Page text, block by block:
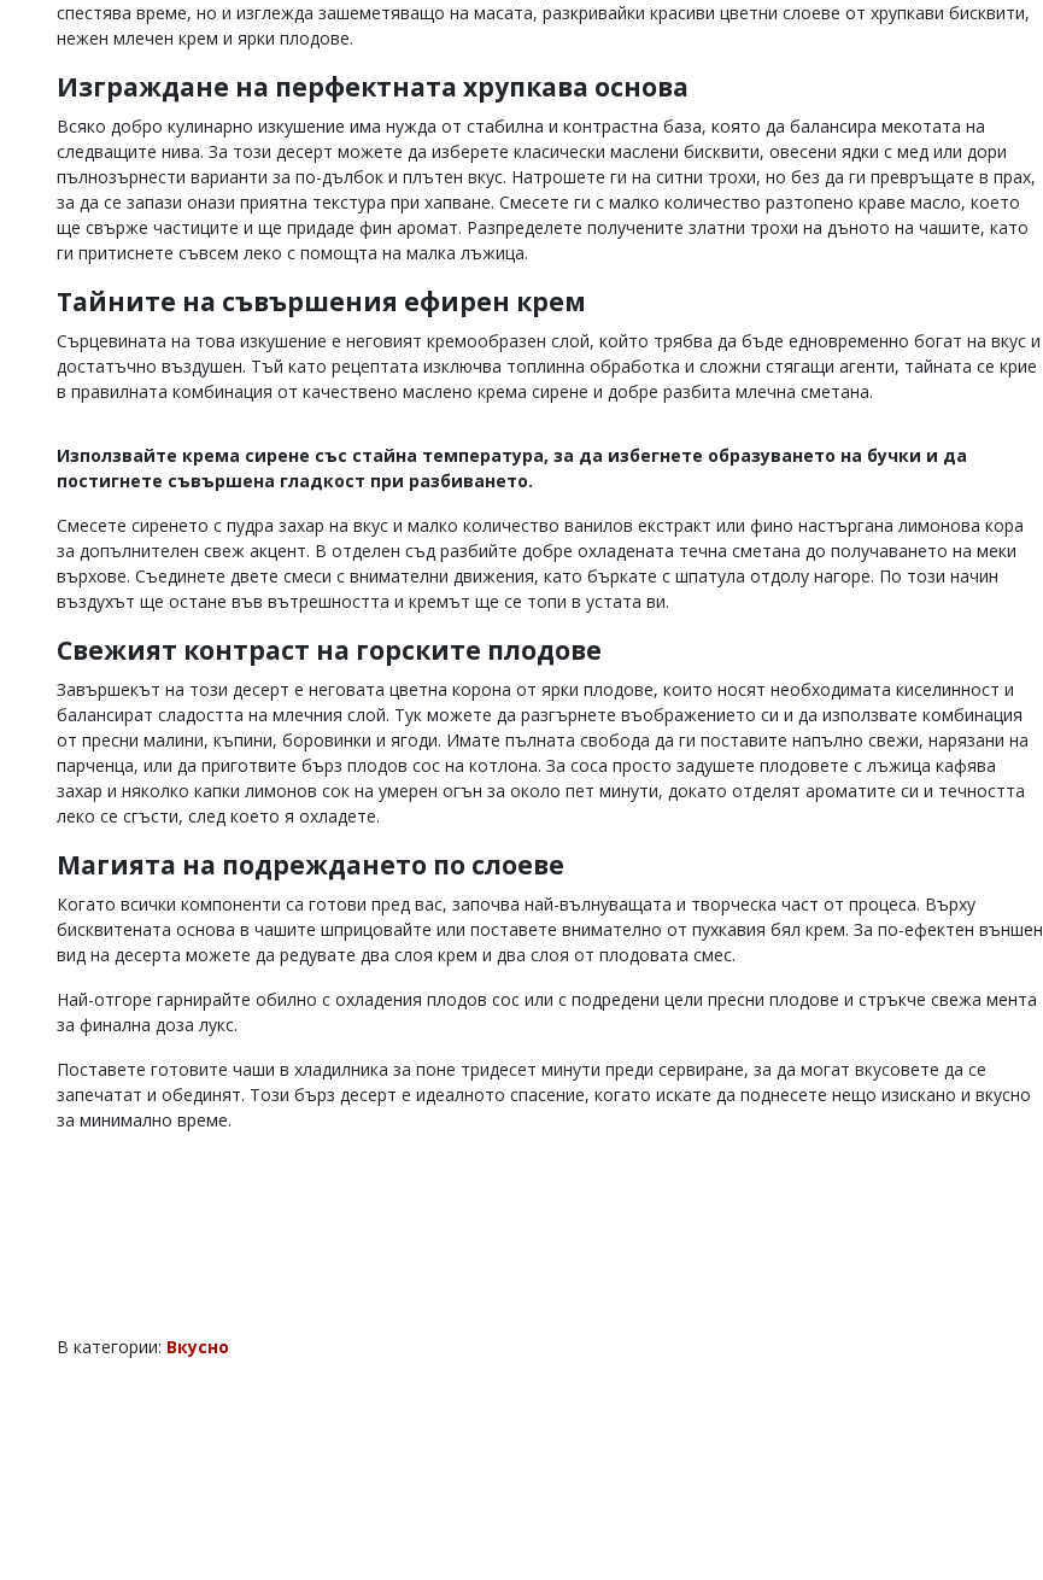
Главен
office@flagman.bg
Коментарите
статиите
читателите
редакцията
обиден
коментар,
сигнализирайте
спестява време, но и изглежда зашеметяващо на масата, разкривайки красиви цветни слоеве от хрупкави бисквити,
нежен млечен крем и ярки плодове.
Изграждане на перфектната хрупкава основа
Всяко добро кулинарно изкушение има нужда от стабилна и контрастна база, която да балансира мекотата на
следващите нива. За този десерт можете да изберете класически маслени бисквити, овесени ядки с мед или дори
пълнозърнести варианти за по-дълбок и плътен вкус. Натрошете ги на ситни трохи, но без да ги превръщате в прах,
за да се запази онази приятна текстура при хапване. Смесете ги с малко количество разтопено краве масло, което
ще свърже частиците и ще придаде фин аромат. Разпределете получените златни трохи на дъното на чашите, като
ги притиснете съвсем леко с помощта на малка лъжица.
Тайните на съвършения ефирен крем
Сърцевината на това изкушение е неговият кремообразен слой, който трябва да бъде едновременно богат на вкус и
достатъчно въздушен. Тъй като рецептата изключва топлинна обработка и сложни стягащи агенти, тайната се крие
в правилната комбинация от качествено маслено крема сирене и добре разбита млечна сметана.
Използвайте крема сирене със стайна температура, за да избегнете образуването на бучки и да
постигнете съвършена гладкост при разбиването.
Смесете сиренето с пудра захар на вкус и малко количество ванилов екстракт или фино настъргана лимонова кора
за допълнителен свеж акцент. В отделен съд разбийте добре охладената течна сметана до получаването на меки
върхове. Съединете двете смеси с внимателни движения, като бъркате с шпатула отдолу нагоре. По този начин
въздухът ще остане във вътрешността и кремът ще се топи в устата ви.
Свежият контраст на горските плодове
Завършекът на този десерт е неговата цветна корона от ярки плодове, които носят необходимата киселинност и
балансират сладостта на млечния слой. Тук можете да разгърнете въображението си и да използвате комбинация
от пресни малини, къпини, боровинки и ягоди. Имате пълната свобода да ги поставите напълно свежи, нарязани на
парченца, или да приготвите бърз плодов сос на котлона. За соса просто задушете плодовете с лъжица кафява
захар и няколко капки лимонов сок на умерен огън за около пет минути, докато отделят ароматите си и течността
леко се сгъсти, след което я охладете.
Магията на подреждането по слоеве
Когато всички компоненти са готови пред вас, започва най-вълнуващата и творческа част от процеса. Върху
бисквитената основа в чашите шприцовайте или поставете внимателно от пухкавия бял крем. За по-ефектен външен
вид на десерта можете да редувате два слоя крем и два слоя от плодовата смес.
Най-отгоре гарнирайте обилно с охладения плодов сос или с подредени цели пресни плодове и стръкче свежа мента
за финална доза лукс.
Поставете готовите чаши в хладилника за поне тридесет минути преди сервиране, за да могат вкусовете да се
запечатат и обединят. Този бърз десерт е идеалното спасение, когато искате да поднесете нещо изискано и вкусно
за минимално време.
В категории: Вкусно